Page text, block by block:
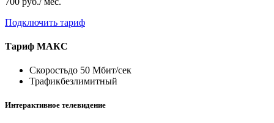
Подключить тариф
Тариф МАКС
Скоростьдо 50 Мбит/сек
Трафикбезлимитный
Интерактивное телевидение